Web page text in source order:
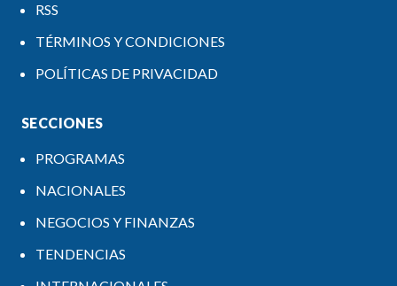
RSS
TÉRMINOS Y CONDICIONES
POLÍTICAS DE PRIVACIDAD
SECCIONES
PROGRAMAS
NACIONALES
NEGOCIOS Y FINANZAS
TENDENCIAS